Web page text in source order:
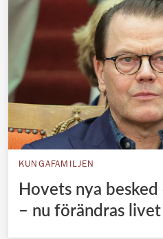
KUNGAFAMILJEN
Hovets nya
– nu förändras livet